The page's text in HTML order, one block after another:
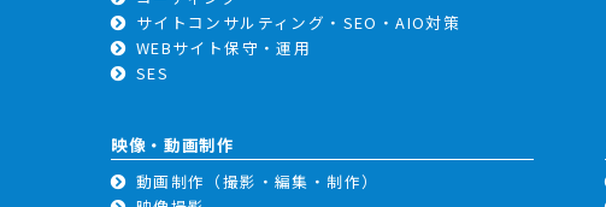
サイトコンサルティング・SEO・AIO対策
WEBサイト保守・運用
SES
映像・動画制作
動画制作（撮影・編集・制作）